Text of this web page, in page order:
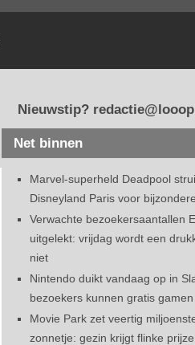
Nieuwstip?
Net binnen
Marvel-superheld Deadpool
Disneyland Paris voor
Verwachte bezoekersaantallen
uitgelekt: vrijdag wordt een
niet
Nintendo duikt vandaag op in
bezoekers kunnen gratis gamen
Movie Park zet veertig
zonnetje: gezin krijgt flinke